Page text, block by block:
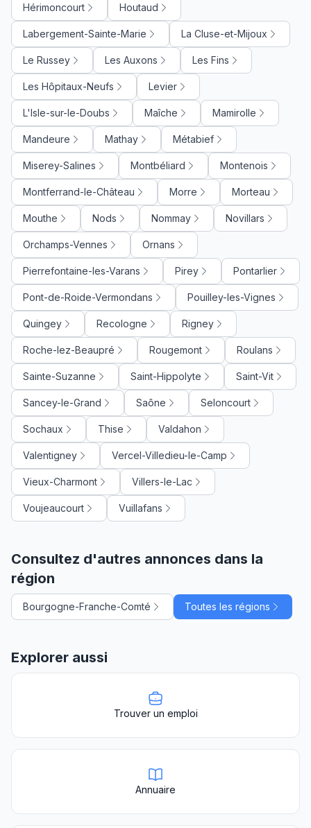
Hérimoncourt Houtaud
Labergement-Sainte-Marie La Cluse-et-Mijoux
Le Russey Les Auxons Les Fins
Les Hôpitaux-Neufs Levier
L'Isle-sur-le-Doubs Maîche Mamirolle
Mandeure Mathay Métabief
Miserey-Salines Montbéliard Montenois
Montferrand-le-Château Morre Morteau
Mouthe Nods Nommay Novillars
Orchamps-Vennes Ornans
Pierrefontaine-les-Varans Pirey Pontarlier
Pont-de-Roide-Vermondans Pouilley-les-Vignes
Quingey Recologne Rigney
Roche-lez-Beaupré Rougemont Roulans
Sainte-Suzanne Saint-Hippolyte Saint-Vit
Sancey-le-Grand Saône Seloncourt
Sochaux Thise Valdahon
Valentigney Vercel-Villedieu-le-Camp
Vieux-Charmont Villers-le-Lac
Voujeaucourt Vuillafans
Consultez d'autres annonces dans la
région
Bourgogne-Franche-Comté Toutes les régions
Explorer aussi
Trouver un emploi
Annuaire